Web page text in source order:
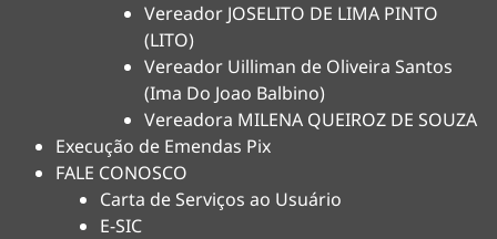
Vereador JOSELITO DE LIMA PINTO
(LITO)
Vereador Uilliman de Oliveira Santos
(Ima Do Joao Balbino)
Vereadora MILENA QUEIROZ DE SOUZA
Execução de Emendas Pix
FALE CONOSCO
Carta de Serviços ao Usuário
E-SIC